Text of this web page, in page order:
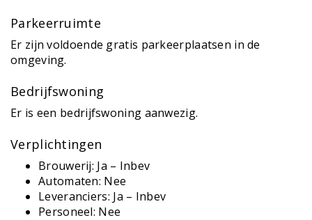
Parkeerruimte
Er zijn voldoende gratis parkeerplaatsen in de
omgeving.
Bedrijfswoning
Er is een bedrijfswoning aanwezig.
Verplichtingen
Brouwerij: Ja – Inbev
Automaten: Nee
Leveranciers: Ja – Inbev
Personeel: Nee